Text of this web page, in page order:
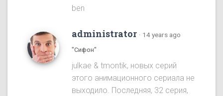
ben
administrator · 14 years ago
"Сифон"
julkae & tmontik, новых серий
этого анимационного сериала не
выходило. Последняя, 32 серия,